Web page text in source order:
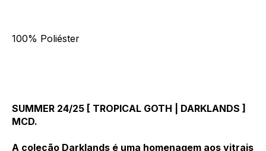
100% Poliéster
SUMMER 24/25 [ TROPICAL GOTH | DARKLANDS ]
MCD.
A coleção Darklands é uma homenagem aos vitrais